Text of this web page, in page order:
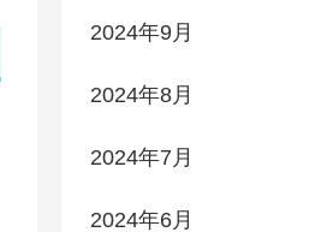
2024年9月
2024年8月
2024年7月
2024年6月